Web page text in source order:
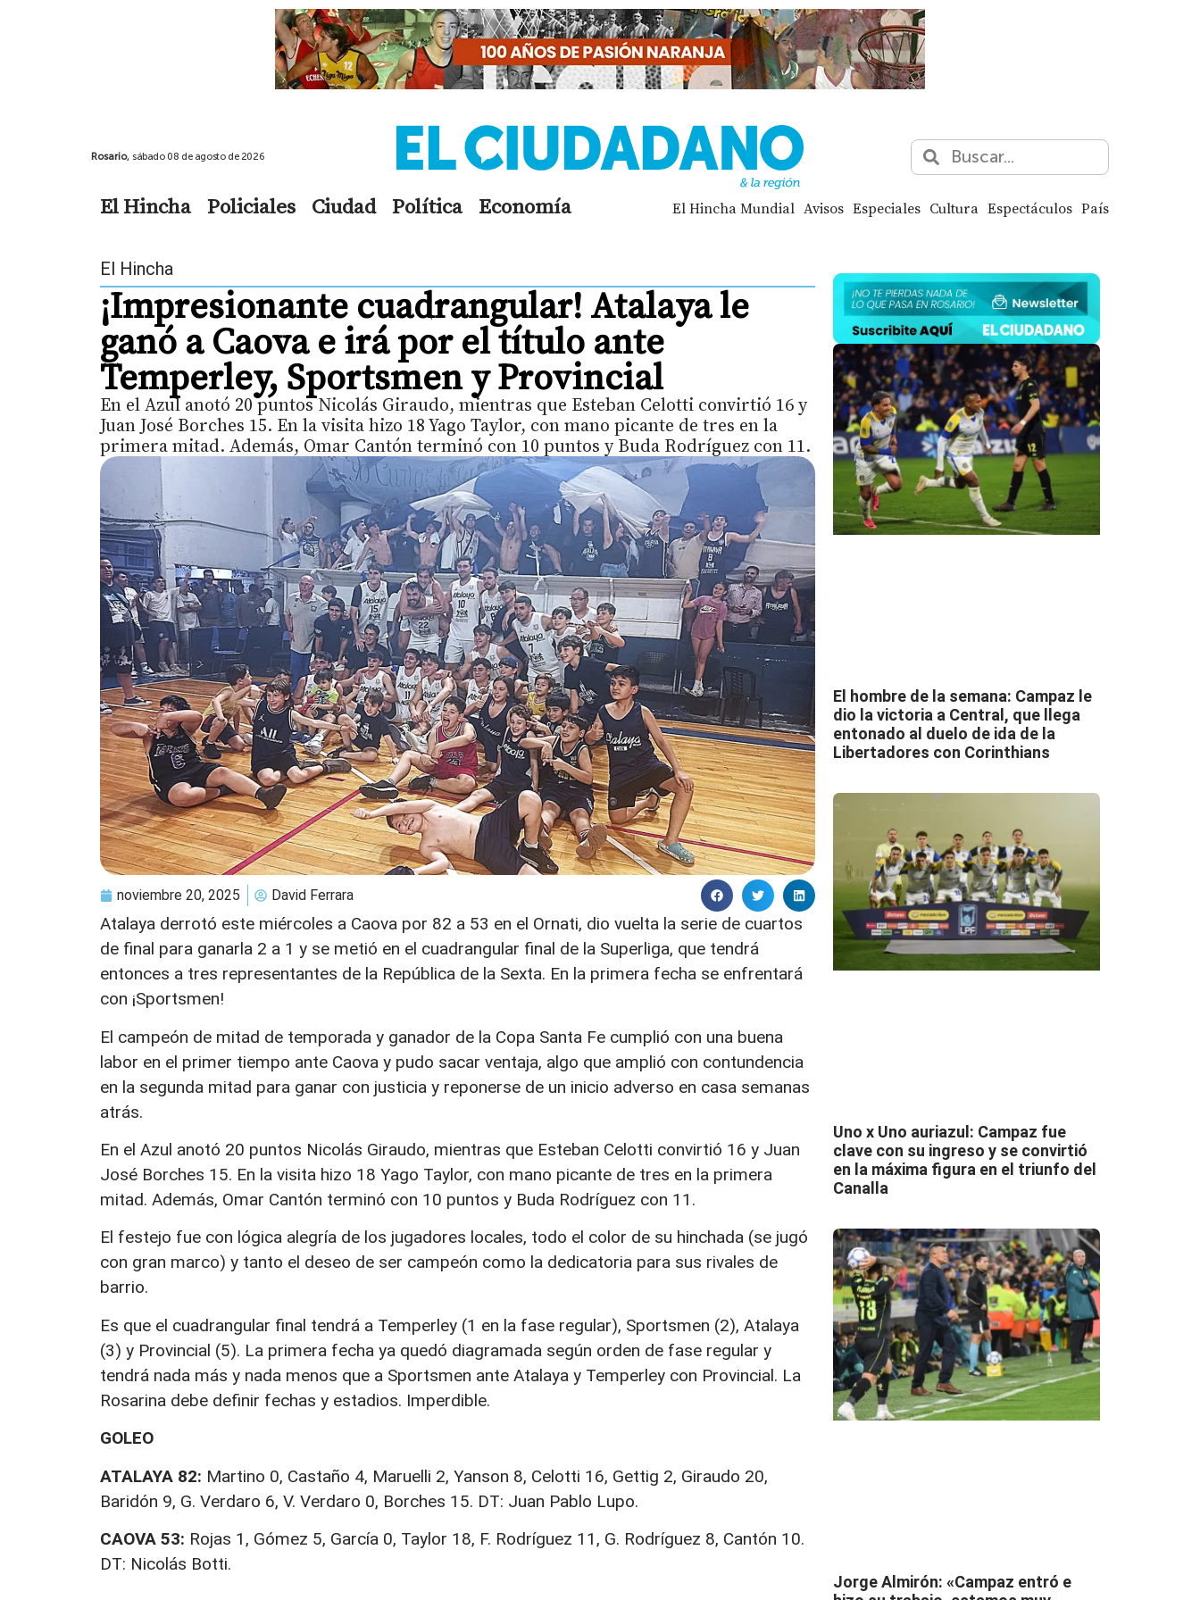
Rosario, sábado 08 de agosto de 2026
El Hincha Policiales Ciudad Política Economía El Hincha Mundial Avisos Especiales Cultura Espectáculos País
El Hincha
¡Impresionante cuadrangular! Atalaya le
ganó a Caova e irá por el título ante
Temperley, Sportsmen y Provincial
En el Azul anotó 20 puntos Nicolás Giraudo, mientras que Esteban Celotti convirtió 16 y
Juan José Borches 15. En la visita hizo 18 Yago Taylor, con mano picante de tres en la
primera mitad. Además, Omar Cantón terminó con 10 puntos y Buda Rodríguez con 11.
noviembre 20, 2025 David Ferrara
Atalaya derrotó este miércoles a Caova por 82 a 53 en el Ornati, dio vuelta la serie de cuartos
de final para ganarla 2 a 1 y se metió en el cuadrangular final de la Superliga, que tendrá
entonces a tres representantes de la República de la Sexta. En la primera fecha se enfrentará
con ¡Sportsmen!
El campeón de mitad de temporada y ganador de la Copa Santa Fe cumplió con una buena
labor en el primer tiempo ante Caova y pudo sacar ventaja, algo que amplió con contundencia
en la segunda mitad para ganar con justicia y reponerse de un inicio adverso en casa semanas
atrás.
En el Azul anotó 20 puntos Nicolás Giraudo, mientras que Esteban Celotti convirtió 16 y Juan
José Borches 15. En la visita hizo 18 Yago Taylor, con mano picante de tres en la primera
mitad. Además, Omar Cantón terminó con 10 puntos y Buda Rodríguez con 11.
El festejo fue con lógica alegría de los jugadores locales, todo el color de su hinchada (se jugó
con gran marco) y tanto el deseo de ser campeón como la dedicatoria para sus rivales de
barrio.
Es que el cuadrangular final tendrá a Temperley (1 en la fase regular), Sportsmen (2), Atalaya
(3) y Provincial (5). La primera fecha ya quedó diagramada según orden de fase regular y
tendrá nada más y nada menos que a Sportsmen ante Atalaya y Temperley con Provincial. La
Rosarina debe definir fechas y estadios. Imperdible.
GOLEO
ATALAYA 82: Martino 0, Castaño 4, Maruelli 2, Yanson 8, Celotti 16, Gettig 2, Giraudo 20,
Baridón 9, G. Verdaro 6, V. Verdaro 0, Borches 15. DT: Juan Pablo Lupo.
CAOVA 53: Rojas 1, Gómez 5, García 0, Taylor 18, F. Rodríguez 11, G. Rodríguez 8, Cantón 10.
DT: Nicolás Botti.
El hombre de la semana: Campaz le
dio la victoria a Central, que llega
entonado al duelo de ida de la
Libertadores con Corinthians
Uno x Uno auriazul: Campaz fue
clave con su ingreso y se convirtió
en la máxima figura en el triunfo del
Canalla
Jorge Almirón: «Campaz entró e